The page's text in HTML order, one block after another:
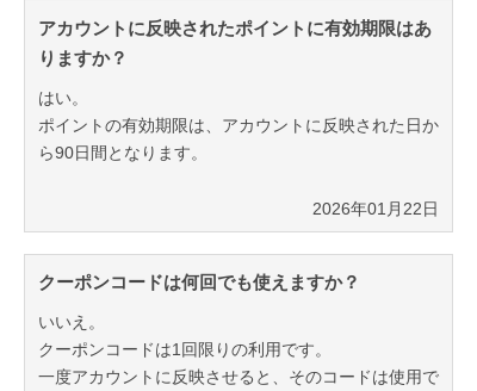
アカウントに反映されたポイントに有効期限はあ
りますか？
はい。
ポイントの有効期限は、アカウントに反映された日か
ら90日間となります。
2026年01月22日
クーポンコードは何回でも使えますか？
いいえ。
クーポンコードは1回限りの利用です。
一度アカウントに反映させると、そのコードは使用で